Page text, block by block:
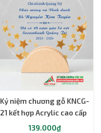
Kỷ niệm chương gỗ KNCG-
21 kết hợp Acrylic cao cấp
139.000₫